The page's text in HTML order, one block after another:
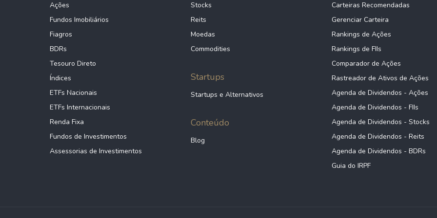
Ações
Fundos Imobiliários
Fiagros
BDRs
Tesouro Direto
Índices
ETFs Nacionais
ETFs Internacionais
Renda Fixa
Fundos de Investimentos
Assessorias de Investimentos
Stocks
Reits
Moedas
Commodities
Startups
Startups e Alternativos
Conteúdo
Blog
Carteiras Recomendadas
Gerenciar Carteira
Rankings de Ações
Rankings de FIIs
Comparador de Ações
Rastreador de Ativos de Ações
Agenda de Dividendos - Ações
Agenda de Dividendos - FIIs
Agenda de Dividendos - Stocks
Agenda de Dividendos - Reits
Agenda de Dividendos - BDRs
Guia do IRPF